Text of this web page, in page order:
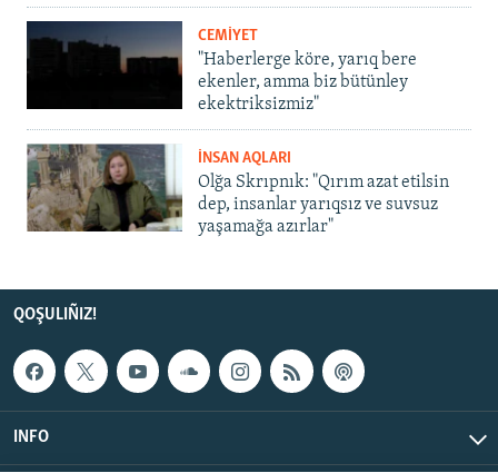
CEMİYET
"Haberlerge köre, yarıq bere
ekenler, amma biz bütünley
ekektriksizmiz"
İNSAN AQLARI
Olğa Skrıpnık: "Qırım azat etilsin
dep, insanlar yarıqsız ve suvsuz
yaşamağa azırlar"
QOŞULIÑIZ!
INFO